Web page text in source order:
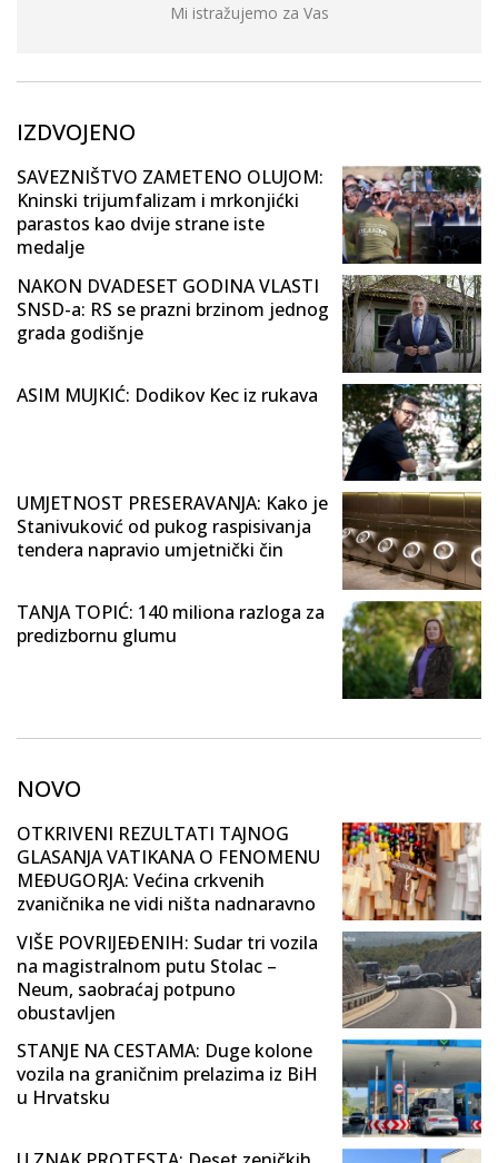
Mi istražujemo za Vas
IZDVOJENO
SAVEZNIŠTVO ZAMETENO OLUJOM:
Kninski trijumfalizam i mrkonjićki
parastos kao dvije strane iste
medalje
NAKON DVADESET GODINA VLASTI
SNSD-a: RS se prazni brzinom jednog
grada godišnje
ASIM MUJKIĆ: Dodikov Kec iz rukava
UMJETNOST PRESERAVANJA: Kako je
Stanivuković od pukog raspisivanja
tendera napravio umjetnički čin
TANJA TOPIĆ: 140 miliona razloga za
predizbornu glumu
NOVO
OTKRIVENI REZULTATI TAJNOG
GLASANJA VATIKANA O FENOMENU
MEĐUGORJA: Većina crkvenih
zvaničnika ne vidi ništa nadnaravno
VIŠE POVRIJEĐENIH: Sudar tri vozila
na magistralnom putu Stolac –
Neum, saobraćaj potpuno
obustavljen
STANJE NA CESTAMA: Duge kolone
vozila na graničnim prelazima iz BiH
u Hrvatsku